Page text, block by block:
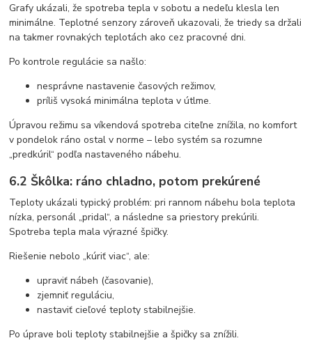
Grafy ukázali, že spotreba tepla v sobotu a nedeľu klesla len
minimálne. Teplotné senzory zároveň ukazovali, že triedy sa držali
na takmer rovnakých teplotách ako cez pracovné dni.
Po kontrole regulácie sa našlo:
nesprávne nastavenie časových režimov,
príliš vysoká minimálna teplota v útlme.
Úpravou režimu sa víkendová spotreba citeľne znížila, no komfort
v pondelok ráno ostal v norme – lebo systém sa rozumne
„predkúril“ podľa nastaveného nábehu.
6.2 Škôlka: ráno chladno, potom prekúrené
Teploty ukázali typický problém: pri rannom nábehu bola teplota
nízka, personál „pridal“, a následne sa priestory prekúrili.
Spotreba tepla mala výrazné špičky.
Riešenie nebolo „kúriť viac“, ale:
upraviť nábeh (časovanie),
zjemniť reguláciu,
nastaviť cieľové teploty stabilnejšie.
Po úprave boli teploty stabilnejšie a špičky sa znížili.